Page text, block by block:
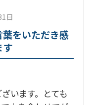
日
をいただき感
す
います。とても